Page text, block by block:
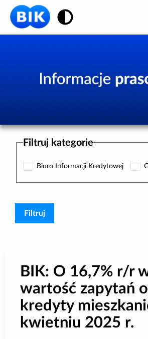
Zmiana
Publikacje BIK
Kontakt
Logowanie
Załóż konto
Filtruj kategorie
Biuro Informacji Kredytowej
BIK: O 16,7% r/r
wartość zapytań o
kredyty
kwietniu 2025 r.